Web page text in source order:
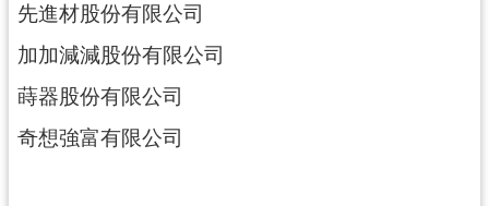
服
青
資
先進材股份有限公司
加加減減股份有限公司
蒔器股份有限公司
奇想強富有限公司